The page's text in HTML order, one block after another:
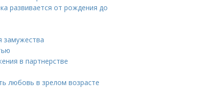
развивается от рождения до
замужества
в партнерстве
любовь в зрелом возрасте